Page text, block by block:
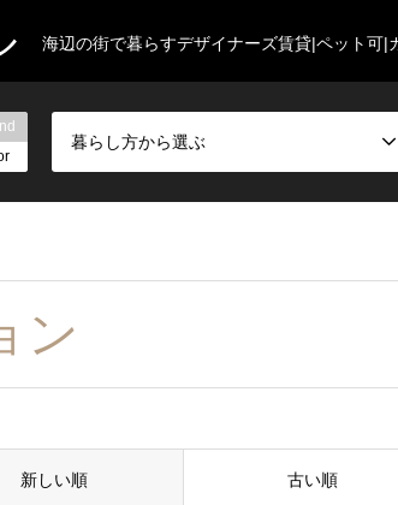
海辺の街で暮らすデザイナーズ賃貸|ペット可|
暮らし方から選ぶ
ン
新しい順 古い順